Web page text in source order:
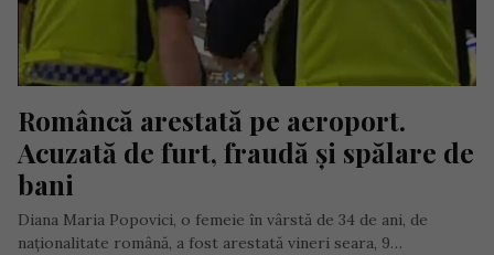
Româncă arestată pe aeroport.
Acuzată de furt, fraudă și spălare de
bani
Diana Maria Popovici, o femeie în vârstă de 34 de ani, de
naționalitate română, a fost arestată vineri seara, 9…